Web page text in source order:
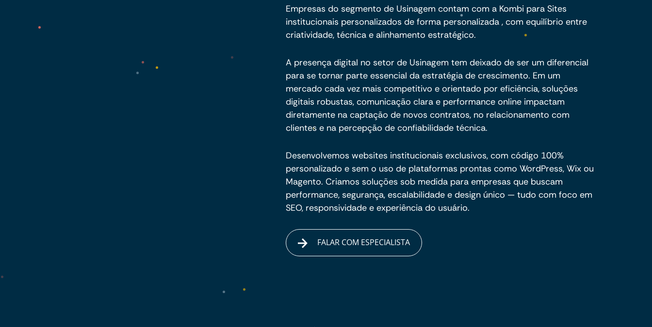
Empresas do segmento de Usinagem contam com a Kombi para Sites
institucionais personalizados de forma personalizada , com equilíbrio entre
criatividade, técnica e alinhamento estratégico.
A presença digital no setor de Usinagem tem deixado de ser um diferencial
para se tornar parte essencial da estratégia de crescimento. Em um
mercado cada vez mais competitivo e orientado por eficiência, soluções
digitais robustas, comunicação clara e performance online impactam
diretamente na captação de novos contratos, no relacionamento com
clientes e na percepção de confiabilidade técnica.
Desenvolvemos websites institucionais exclusivos, com código 100%
personalizado e sem o uso de plataformas prontas como WordPress, Wix ou
Magento. Criamos soluções sob medida para empresas que buscam
performance, segurança, escalabilidade e design único — tudo com foco em
SEO, responsividade e experiência do usuário.
FALAR COM ESPECIALISTA